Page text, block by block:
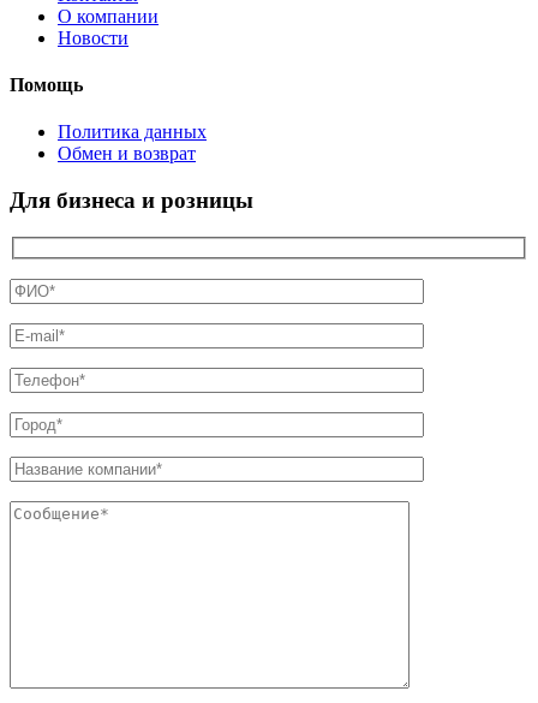
О компании
Новости
Помощь
Политика данных
Обмен и возврат
Для бизнеса и розницы